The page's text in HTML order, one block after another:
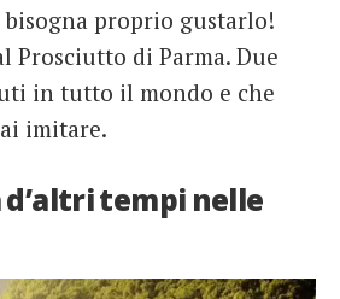
bisogna proprio gustarlo!
Prosciutto di Parma. Due
in tutto il mondo e che
imitare.
d’altri tempi nelle